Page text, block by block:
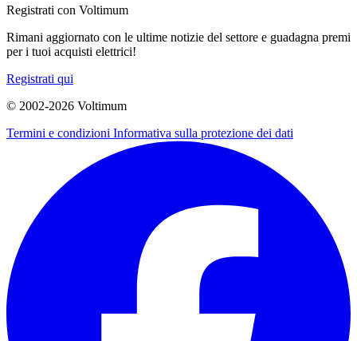
Registrati con Voltimum
Rimani aggiornato con le ultime notizie del settore e guadagna premi
per i tuoi acquisti elettrici!
Registrati qui
© 2002-2026 Voltimum
Termini e condizioni Informativa sulla protezione dei dati